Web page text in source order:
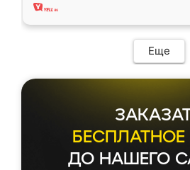
Еще
БЕСПЛАТНОЕ
ДО НАШЕГО